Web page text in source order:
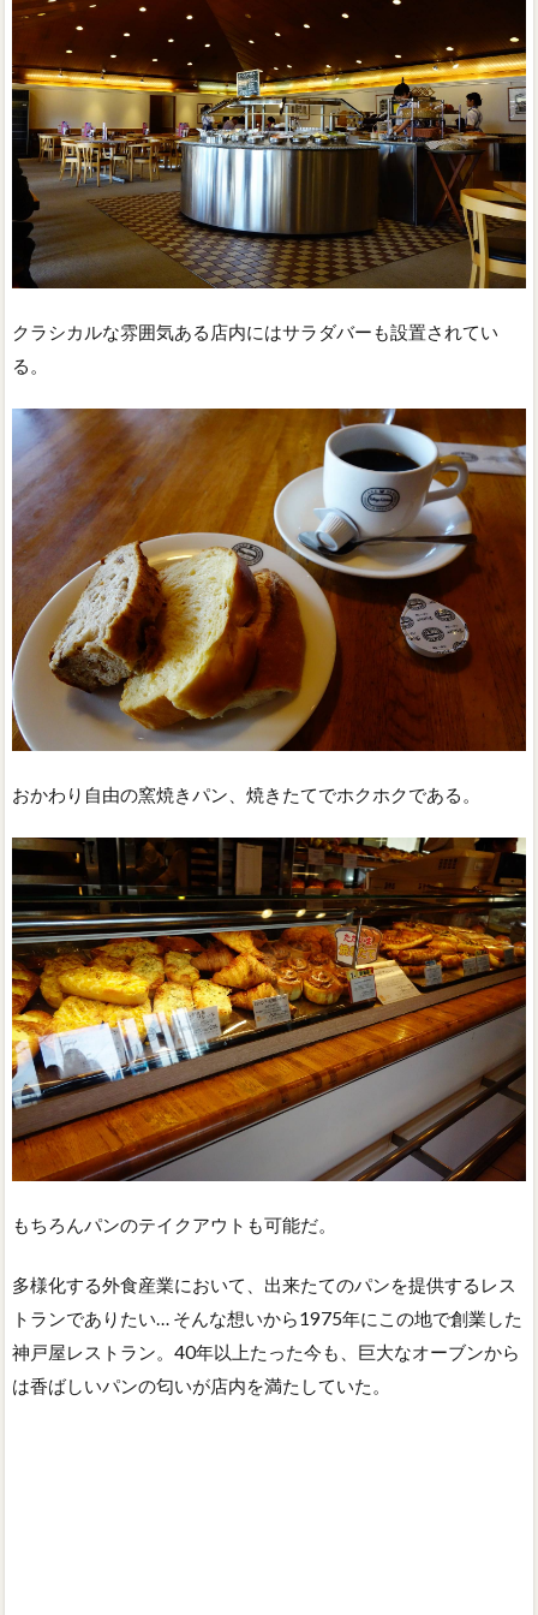
クラシカルな雰囲気ある店内にはサラダバーも設置されてい
る。
おかわり自由の窯焼きパン、焼きたてでホクホクである。
もちろんパンのテイクアウトも可能だ。
多様化する外食産業において、出来たてのパンを提供するレス
トランでありたい… そんな想いから1975年にこの地で創業した
神戸屋レストラン。40年以上たった今も、巨大なオーブンから
は香ばしいパンの匂いが店内を満たしていた。